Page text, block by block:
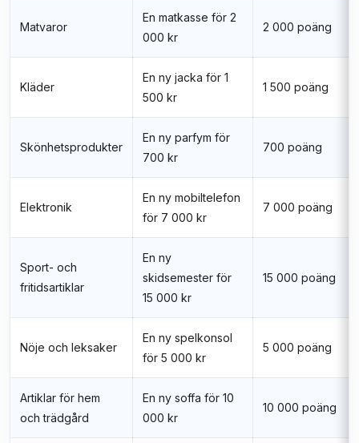
Matvaror
En matkasse för 2
000 kr
2 000 poäng
Kläder
En ny jacka för 1
500 kr
1 500 poäng
Skönhetsprodukter
En ny parfym för
700 kr
700 poäng
Elektronik
En ny mobiltelefon
för 7 000 kr
7 000 poäng
Sport- och
fritidsartiklar
En ny
skidsemester för
15 000 kr
15 000 poäng
Nöje och leksaker
En ny spelkonsol
för 5 000 kr
5 000 poäng
Artiklar för hem
och trädgård
En ny soffa för 10
000 kr
10 000 poäng